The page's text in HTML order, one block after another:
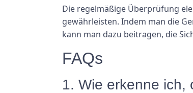
Die regelmäßige Überprüfung
gewährleisten. Indem man die
kann man dazu beitragen, die
FAQs
1. Wie erkenne ich,